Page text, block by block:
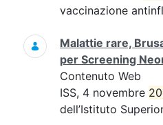
vaccinazione
Malattie rare,
per Screening
Contenuto Web
ISS, 4 novembre
dell’Istituto